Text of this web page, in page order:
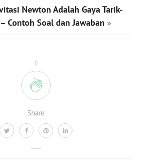
0
Share
Newton Adalah Gaya Tarik-
Contoh Soal dan Jawaban »